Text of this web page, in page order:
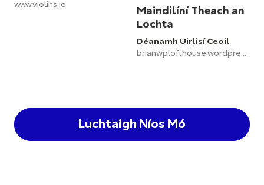
www.violins.ie
Maindilíní Theach an
Lochta
Déanamh Uirlisí Ceoil
brianwplofthouse.wordpress.com/faoi-an-déantóir
Luchtaigh Níos Mó